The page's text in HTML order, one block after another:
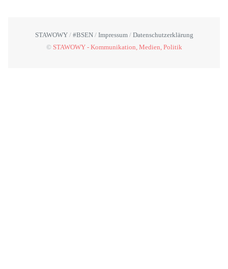
STAWOWY #BSEN Impressum
Datenschutzerklärung
© STAWOWY - Kommunikation, Medien, Politik